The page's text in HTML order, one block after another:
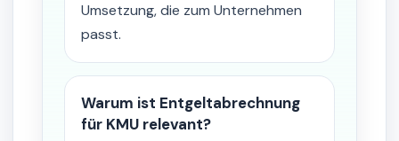
Umsetzung, die zum Unternehmen
passt.
Warum ist Entgeltabrechnung
für KMU relevant?